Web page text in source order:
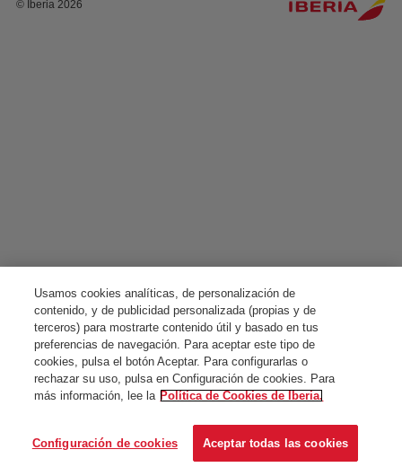
© Iberia 2026
Usamos cookies analíticas, de personalización de
contenido, y de publicidad personalizada (propias y de
terceros) para mostrarte contenido útil y basado en tus
preferencias de navegación. Para aceptar este tipo de
cookies, pulsa el botón Aceptar. Para configurarlas o
rechazar su uso, pulsa en Configuración de cookies. Para
más información, lee la Política de Cookies de Iberia.
Configuración de cookies Aceptar todas las cookies